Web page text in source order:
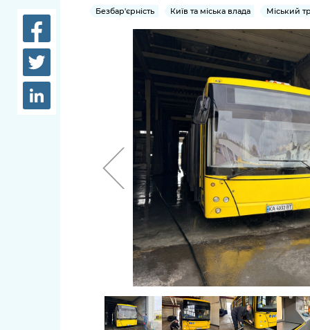
Керівництво КМДА
Структура
Рішення та розпорядження
Проєкти розпоряджень, що
перебувають на погодженні
КМВА
Паспорт,
довідки
Лікарні
Освіта
заклади
Дороги,
парковки
Безбар'єрність Київ та міська влада Міський